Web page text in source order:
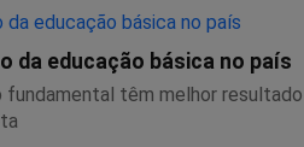
da educação básica no país
fundamental têm melhor resultado